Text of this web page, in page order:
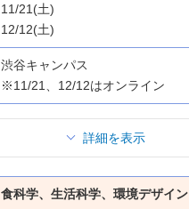
11/21(土)
12/12(土)
渋谷キャンパス
※11/21、12/12はオンライン
詳細を表示
食科学、生活科学、環境デザイン